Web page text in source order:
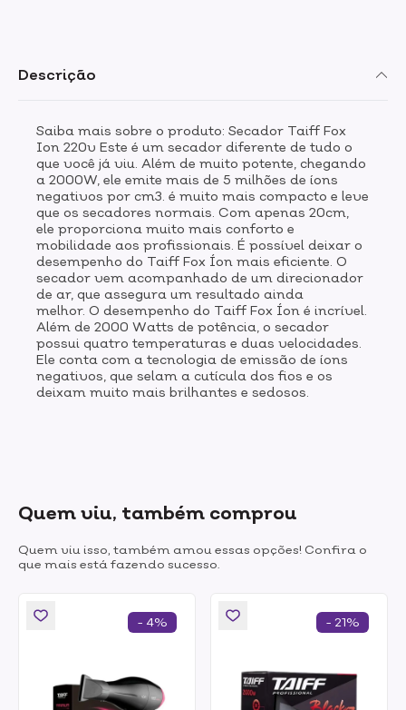
Descrição
Saiba mais sobre o produto: Secador Taiff Fox
Ion 220v Este é um secador diferente de tudo o
que você já viu. Além de muito potente, chegando
a 2000W, ele emite mais de 5 milhões de íons
negativos por cm3. é muito mais compacto e leve
que os secadores normais. Com apenas 20cm,
ele proporciona muito mais conforto e
mobilidade aos profissionais. É possível deixar o
desempenho do Taiff Fox Íon mais eficiente. O
secador vem acompanhado de um direcionador
de ar, que assegura um resultado ainda
melhor. O desempenho do Taiff Fox Íon é incrível.
Além de 2000 Watts de potência, o secador
possui quatro temperaturas e duas velocidades.
Ele conta com a tecnologia de emissão de íons
negativos, que selam a cutícula dos fios e os
deixam muito mais brilhantes e sedosos.
Quem viu, também comprou
Quem viu isso, também amou essas opções! Confira o
que mais está fazendo sucesso.
- 4% - 21%